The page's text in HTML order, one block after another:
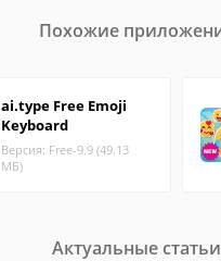
Похожие
ai.type Free Emoji
Keyboard
Версия: Free-9.9 (49.13
МБ)
Актуальные статьи